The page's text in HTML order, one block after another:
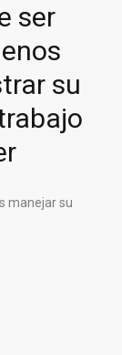
ser
su
manejar su